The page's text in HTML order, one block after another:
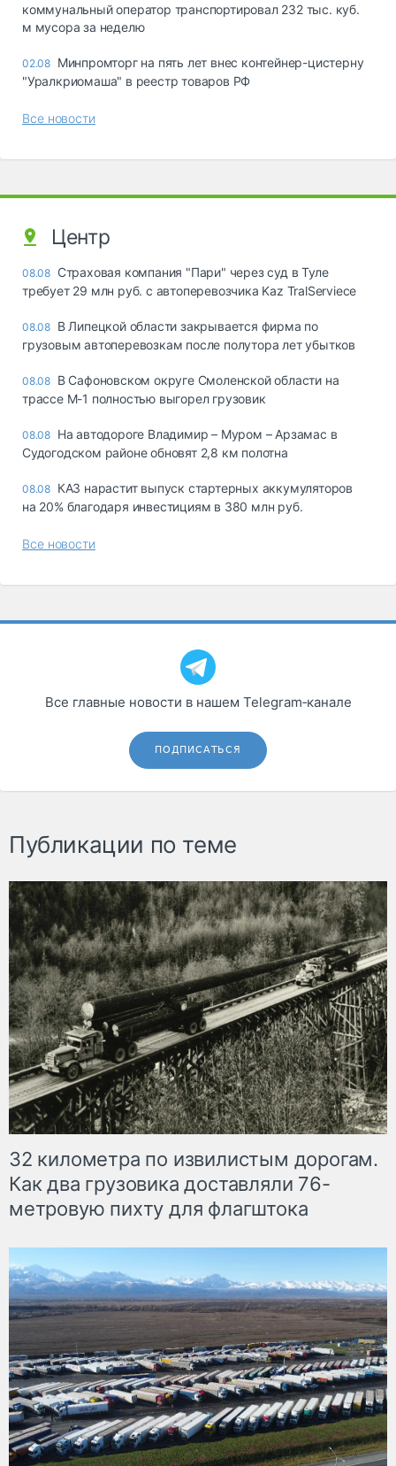
коммунальный оператор транспортировал 232 тыс. куб.
м мусора за неделю
02.08 Минпромторг на пять лет внес контейнер-цистерну
"Уралкриомаша" в реестр товаров РФ
Все новости
Центр
08.08 Страховая компания "Пари" через суд в Туле
требует 29 млн руб. с автоперевозчика Kaz TralServiece
08.08 В Липецкой области закрывается фирма по
грузовым автоперевозкам после полутора лет убытков
08.08 В Сафоновском округе Смоленской области на
трассе М-1 полностью выгорел грузовик
08.08 На автодороге Владимир – Муром – Арзамас в
Судогодском районе обновят 2,8 км полотна
08.08 КАЗ нарастит выпуск стартерных аккумуляторов
на 20% благодаря инвестициям в 380 млн руб.
Все новости
Все главные новости в нашем Telegram‑канале
ПОДПИСАТЬСЯ
Публикации по теме
32 километра по извилистым дорогам.
Как два грузовика доставляли 76-
метровую пихту для флагштока